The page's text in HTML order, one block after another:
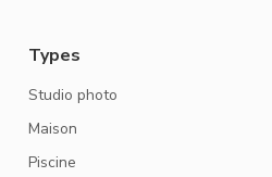
Types
Studio photo
Maison
Piscine